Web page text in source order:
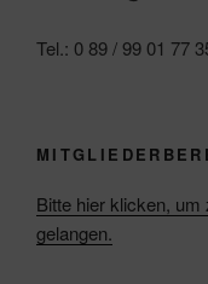
Tel.: 0 89 / 99 01 77
Bitte hier klicken,
gelangen.